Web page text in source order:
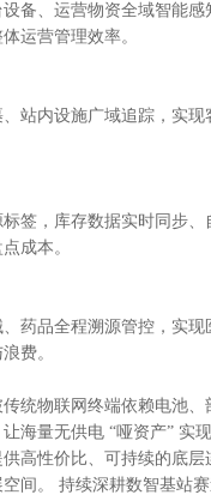
备、运营物资全域智能感
运营管理效率。
站内设施广域追踪，实现
签，库存数据实时同步、
成本。
药品全程溯源管控，实现
费。
统物联网终端依赖电池、
海量无供电 “哑资产” 实
高性价比、可持续的底
间。 持续深耕数智基站